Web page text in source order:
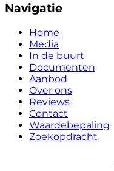
Navigatie
Home
Media
In de buurt
Documenten
Aanbod
Over ons
Reviews
Contact
Waardebepaling
Zoekopdracht